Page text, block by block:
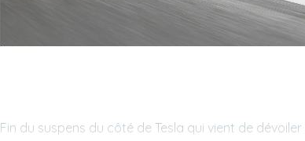
Fin du suspens du côté de Tesla qui vient de